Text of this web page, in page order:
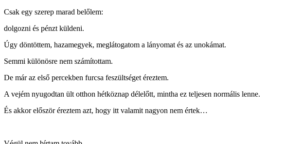
Csak egy szerep marad belőlem:
dolgozni és pénzt küldeni.
Úgy döntöttem, hazamegyek, meglátogatom a lányomat és az unokámat.
Semmi különösre nem számítottam.
De már az első percekben furcsa feszültséget éreztem.
A vejém nyugodtan ült otthon hétköznap délelőtt, mintha ez teljesen normális lenne.
És akkor először éreztem azt, hogy itt valamit nagyon nem értek…